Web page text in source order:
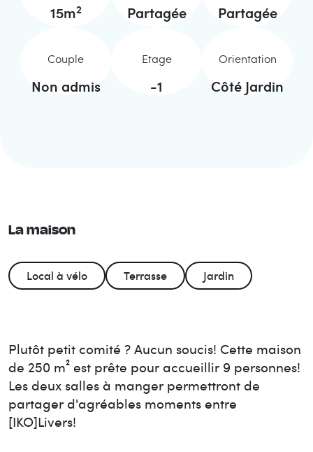
15m2 Partagée Partagée
Couple
Non admis
Etage
-1
Orientation
Côté Jardin
La maison
Local à vélo Terrasse Jardin
Plutôt petit comité ? Aucun soucis! Cette maison
de 250 m² est prête pour accueillir 9 personnes!
Les deux salles à manger permettront de
partager d'agréables moments entre
[IKO]Livers!